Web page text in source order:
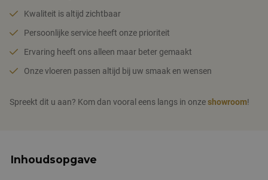
Kwaliteit is altijd zichtbaar
Persoonlijke service heeft onze prioriteit
Ervaring heeft ons alleen maar beter gemaakt
Onze vloeren passen altijd bij uw smaak en wensen
Spreekt dit u aan? Kom dan vooral eens langs in onzeshowroom!
Inhoudsopgave